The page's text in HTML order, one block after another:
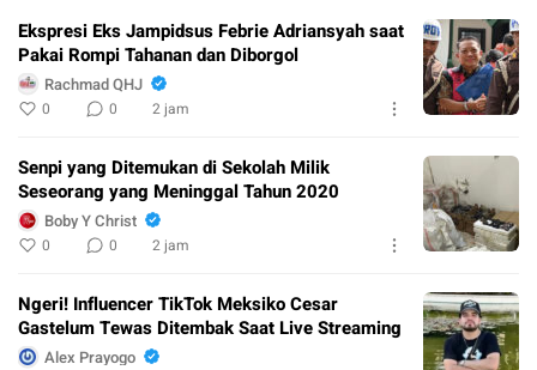
Ekspresi Eks Jampidsus Febrie Adriansyah saat
Pakai Rompi Tahanan dan Diborgol
Rachmad QHJ
0 0 2 jam
Senpi yang Ditemukan di Sekolah Milik
Seseorang yang Meninggal Tahun 2020
Boby Y Christ
0 0 2 jam
Ngeri! Influencer TikTok Meksiko Cesar
Gastelum Tewas Ditembak Saat Live Streaming
Alex Prayogo